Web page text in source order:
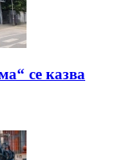
се казва